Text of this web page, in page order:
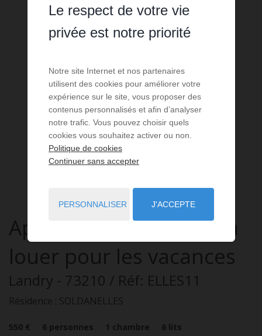
Appartement3 pièces
à
louer pour les vacances
Landry - 73210 / Réf: ELLES11
Résidence : SOLDANELLES
550 € 6 personnes 1 chambre 6 lits
Le respect de votre vie
privée est notre priorité
Notre site Internet et nos partenaires
utilisent des cookies pour améliorer votre
expérience sur le site, vous proposer des
contenus personnalisés et afin d’analyser
notre trafic. Vous pouvez choisir quels
cookies vous souhaitez activer ou non.
Politique de cookies
Continuer sans accepter
PERSONNALISER J'ACCEPTE